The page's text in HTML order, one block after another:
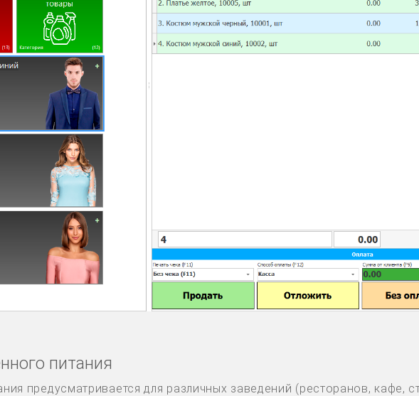
питания
предусматривается для различных заведений (ресторанов, кафе,